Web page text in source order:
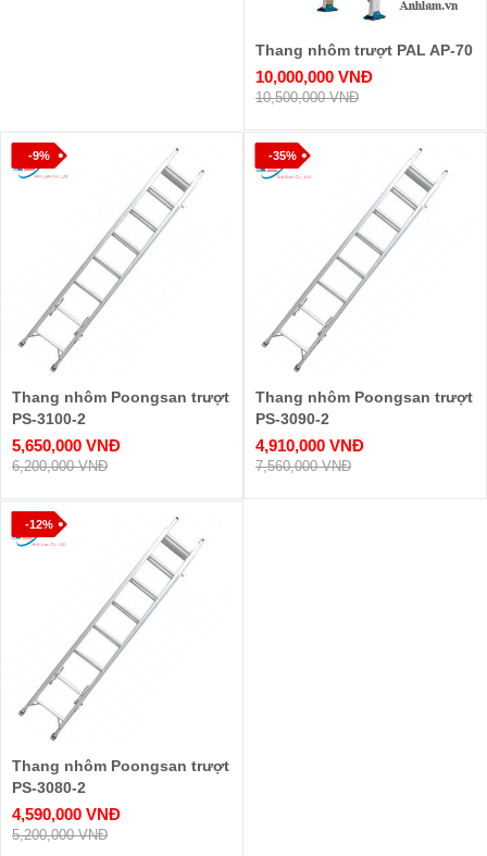
Thang nhôm trượt PAL AP-70
10,000,000 VNĐ
10,500,000 VNĐ
-9%
Thang nhôm Poongsan trượt
PS-3100-2
5,650,000 VNĐ
6,200,000 VNĐ
-35%
Thang nhôm Poongsan trượt
PS-3090-2
4,910,000 VNĐ
7,560,000 VNĐ
-12%
Thang nhôm Poongsan trượt
PS-3080-2
4,590,000 VNĐ
5,200,000 VNĐ